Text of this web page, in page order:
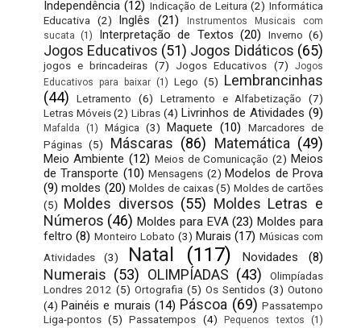
Independência (12) Indicação de Leitura (2) Informática
Educativa
(2) Inglês (21)
Instrumentos Musicais com
sucata
(1) Interpretação de Textos (20) Inverno (6)
Jogos Educativos (51) Jogos Didáticos (65)
jogos e brincadeiras (7) Jogos Educativos (7)
Jogos
Educativos para baixar (1) Lego (5) Lembrancinhas
(44)
Letramento (6) Letramento e Alfabetização
(7)
Letras Móveis (2) Libras (4) Livrinhos de Atividades (9)
Mafalda (1) Mágica (3) Maquete (10)
Marcadores de
Páginas (5) Máscaras (86) Matemática (49)
Meio Ambiente (12) Meios de Comunicação (2) Meios
de Transporte (10) Mensagens (2) Modelos de Prova
(9) moldes (20) Moldes de caixas (5) Moldes de cartões
(5) Moldes diversos (55) Moldes Letras e
Números (46) Moldes para EVA (23) Moldes para
feltro (8) Monteiro Lobato (3) Murais (17) Músicas com
Atividades
(3) Natal (117) Novidades (8)
Numerais (53) OLIMPÍADAS (43)
Olimpíadas
Londres 2012 (5) Ortografia (5) Os Sentidos (3) Outono
(4) Painéis e murais (14) Páscoa (69) Passatempo
Liga-pontos (5) Passatempos (4) Pequenos textos (1)